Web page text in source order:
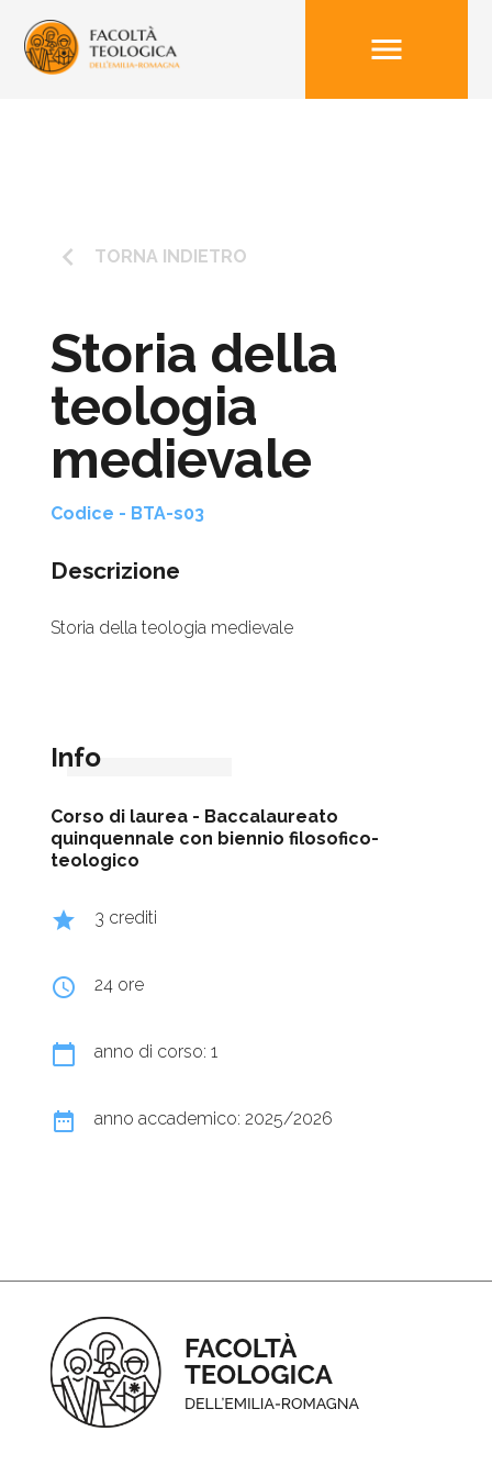
menu
keyboard_arrow_left TORNA INDIETRO
Storia della
teologia
medievale
Codice - BTA-s03
Descrizione
Storia della teologia medievale
Info
Corso di laurea - Baccalaureato
quinquennale con biennio filosofico-
teologico
grade 3 crediti
query_builder 24 ore
calendar_today anno di corso: 1
date_range anno accademico: 2025/2026